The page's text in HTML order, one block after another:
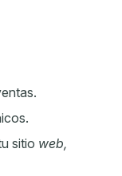
sitio web,